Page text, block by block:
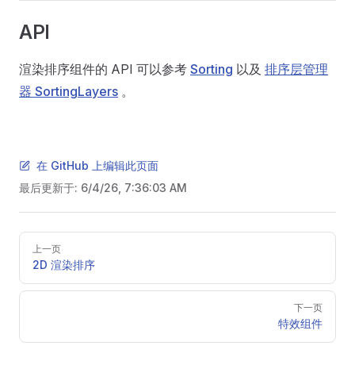
API
渲染排序组件的 API 可以参考 Sorting 以及 排序层管理
器 SortingLayers 。
在 GitHub 上编辑此页面
最后更新于: 6/4/26, 7:36:03 AM
Pager
上一页
2D 渲染排序
下一页
特效组件